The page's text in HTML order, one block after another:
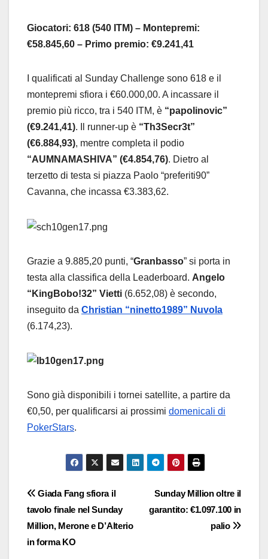
Giocatori: 618 (540 ITM) – Montepremi:
€58.845,60 – Primo premio: €9.241,41
I qualificati al Sunday Challenge sono 618 e il
montepremi sfiora i €60.000,00. A incassare il
premio più ricco, tra i 540 ITM, è “papolinovic”
(€9.241,41). Il runner-up è “Th3Secr3t”
(€6.884,93), mentre completa il podio
“AUMNAMASHIVA” (€4.854,76). Dietro al
terzetto di testa si piazza Paolo “preferiti90”
Cavanna, che incassa €3.383,62.
Grazie a 9.885,20 punti, “Granbasso” si porta in
testa alla classifica della Leaderboard. Angelo
“KingBobo!32” Vietti (6.652,08) è secondo,
inseguito da Christian “ninetto1989” Nuvola
(6.174,23).
Sono già disponibili i tornei satellite, a partire da
€0,50, per qualificarsi ai prossimi domenicali di
PokerStars.
Navigazione
articoli
Sunday Million oltre il
garantito: €1.097.100 in
palio
Giada Fang sfiora il
tavolo finale nel Sunday
Million, Merone e D’Alterio
in forma KO